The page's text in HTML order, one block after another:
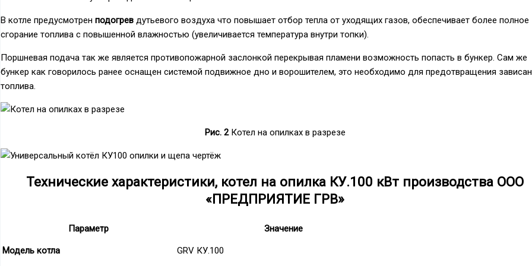
В котле предусмотрен подогрев дутьевого воздуха что повышает отбор тепла от уходящих газов, обеспечивает более полное
сгорание топлива с повышенной влажностью (увеличивается температура внутри топки).
Поршневая подача так же является противопожарной заслонкой перекрывая пламени возможность попасть в бункер. Сам же
бункер как говорилось ранее оснащен системой подвижное дно и ворошителем, это необходимо для предотвращения
топлива.
Рис. 2Котел на опилках в разрезе
Технические характеристики, котел на опилка КУ.100 кВт производства ООО
«ПРЕДПРИЯТИЕ ГРВ»
Параметр Значение
Модель котла GRV КУ.100